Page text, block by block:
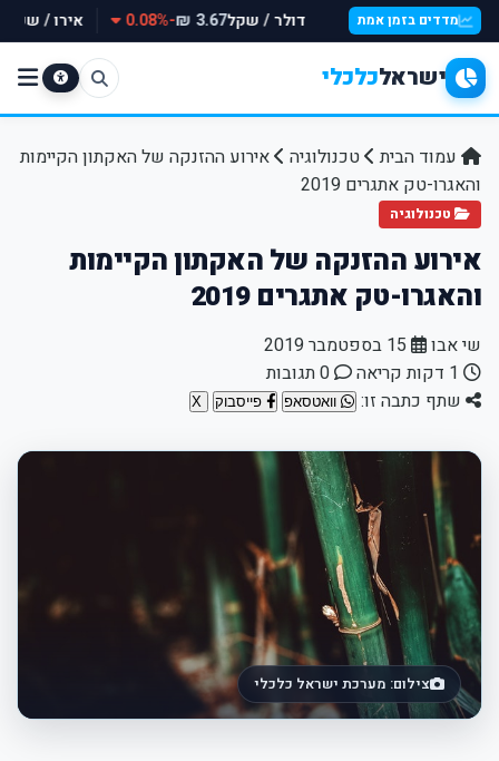
מדדים בזמן אמת דולר / שקל3.67 ₪
-0.08% אירו / שקל
ישראלכלכלי
עמוד הבית טכנולוגיה
אירוע ההזנקה של האקתון הקיימות
והאגרו-טק אתגרים 2019
טכנולוגיה
אירוע ההזנקה של האקתון הקיימות
והאגרו-טק אתגרים 2019
שי אבו
שתף כתבה זו:
וואטסאפ פייסבוק
צילום: מערכת ישראל כלכלי